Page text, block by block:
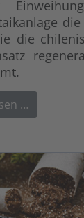
die
…